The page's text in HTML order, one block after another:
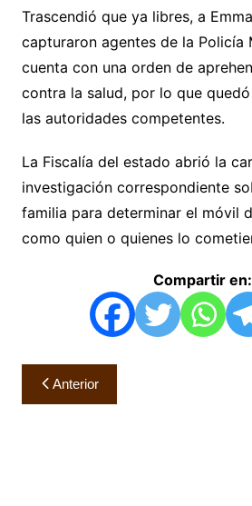
Trascendió que ya libres, a
capturaron agentes de la Policía
cuenta con una orden de
contra la salud, por lo que
las autoridades competentes.
La Fiscalía del estado abrió la
investigación correspondiente
familia para determinar el móvil
como quien o quienes lo
Compartir en:
Navegación
de
Anterior